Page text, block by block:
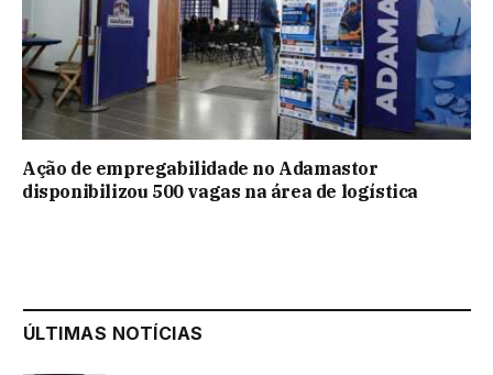
Ação de empregabilidade no Adamastor
disponibilizou 500 vagas na área de logística
ÚLTIMAS NOTÍCIAS